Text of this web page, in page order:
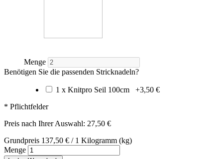
Menge
Benötigen Sie die passenden Stricknadeln?
1 x Knitpro Seil 100cm +3,50 €
* Pflichtfelder
Preis nach Ihrer Auswahl: 27,50 €
Grundpreis 137,50 € / 1 Kilogramm (kg)
Menge